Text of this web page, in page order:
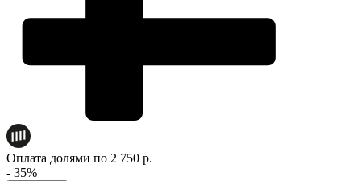
Оплата долями по 2 750 р.
- 35%